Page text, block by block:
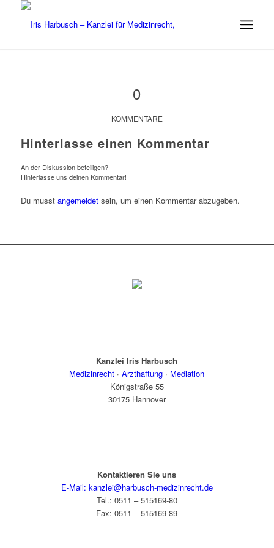
0
KOMMENTARE
Hinterlasse einen Kommentar
An der Diskussion beteiligen?
Hinterlasse uns deinen Kommentar!
Du musst angemeldetsein, um einen Kommentar abzugeben.
Kanzlei Iris Harbusch
Medizinrecht ·Arzthaftung · Mediation
Königstraße 55
30175 Hannover
Kontaktieren Sie uns
E-Mail: kanzlei@harbusch-medizinrecht.de
Tel.: 0511 – 515169-80
Fax: 0511 – 515169-89